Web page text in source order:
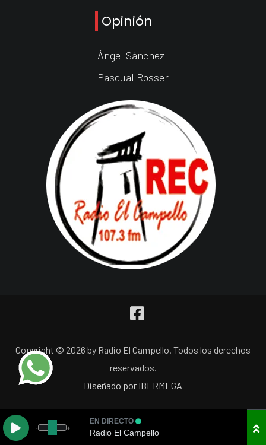
Opinión
Ángel Sánchez
Pascual Rosser
Copyright © 2026 by Radio El Campello. Todos los derechos
reservados.
Diseñado por IBERMEGA
- +
EN DIRECTO
Radio El Campello